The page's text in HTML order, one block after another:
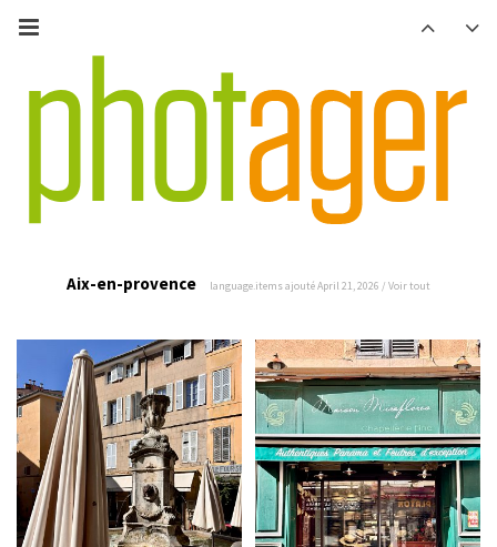
Aix-en-provence language.items ajouté April 21, 2026 / Voir tout